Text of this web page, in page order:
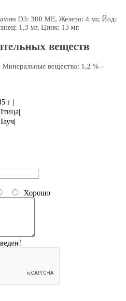
D3: 300 МЕ, Железо: 4 мг, Йод:
1,3 мг, Цинк: 13 мг.
веществ
вещества: 1,2 % -
г |
Хорошо